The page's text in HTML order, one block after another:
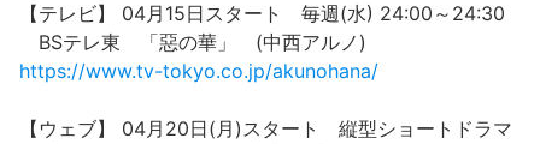
【テレビ】 04月15日スタート 毎週(水) 24:00～24:30
BSテレ東 「惡の華」 (中西アルノ)
https://www.tv-tokyo.co.jp/akunohana/
【ウェブ】 04月20日(月)スタート 縦型ショートドラマ